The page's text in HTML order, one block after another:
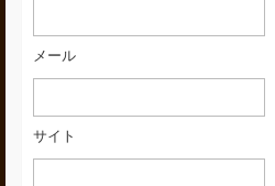
メール
サイト